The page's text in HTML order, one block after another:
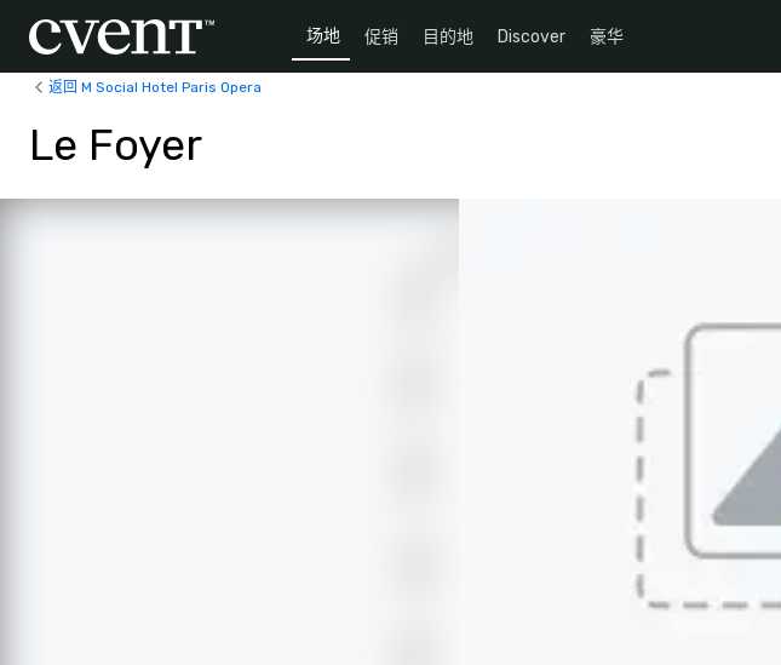
场地 促销 目的地 Discover 豪华
返回 M Social Hotel Paris Opera
Le Foyer